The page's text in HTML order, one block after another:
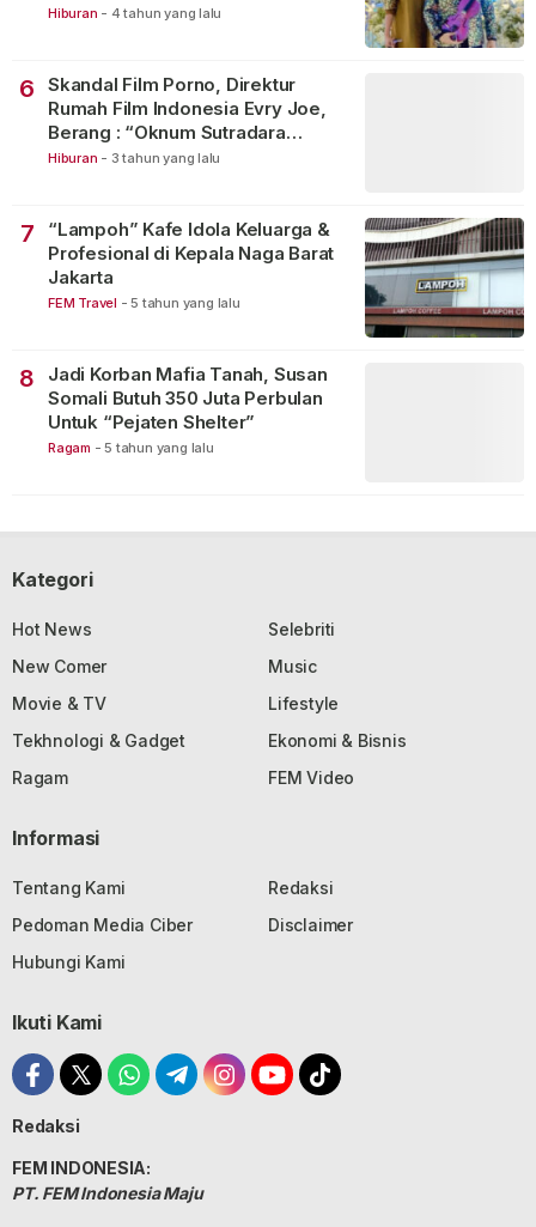
Hiburan - 4 tahun yang lalu
6
Skandal Film Porno, Direktur
Rumah Film Indonesia Evry Joe,
Berang : “Oknum Sutradara
Merusak Perfilman Indonesia”!
Hiburan - 3 tahun yang lalu
7
“Lampoh” Kafe Idola Keluarga &
Profesional di Kepala Naga Barat
Jakarta
FEM Travel - 5 tahun yang lalu
8
Jadi Korban Mafia Tanah, Susan
Somali Butuh 350 Juta Perbulan
Untuk “Pejaten Shelter”
Ragam - 5 tahun yang lalu
Kategori
Hot News
Selebriti
New Comer
Music
Movie & TV
Lifestyle
Tekhnologi & Gadget
Ekonomi & Bisnis
Ragam
FEM Video
Informasi
Tentang Kami
Redaksi
Pedoman Media Ciber
Disclaimer
Hubungi Kami
Ikuti Kami
Redaksi
FEM INDONESIA:
PT. FEM Indonesia Maju